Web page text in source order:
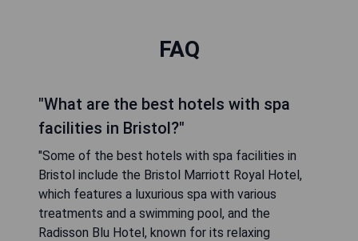
FAQ
"What are the best hotels with spa
facilities in Bristol?"
"Some of the best hotels with spa facilities in
Bristol include the Bristol Marriott Royal Hotel,
which features a luxurious spa with various
treatments and a swimming pool, and the
Radisson Blu Hotel, known for its relaxing